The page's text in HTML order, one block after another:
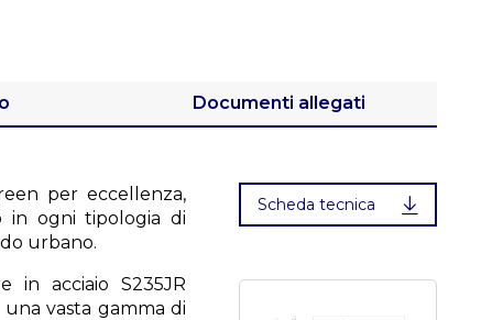
per eccellenza,
in ogni tipologia di
urbano.
in acciaio S235JR
vasta gamma di
Scheda tecnica
Documenti allegati